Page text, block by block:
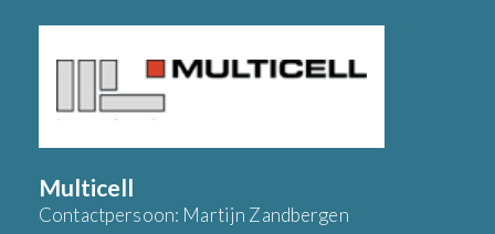
Multicell
Contactpersoon: Martijn Zandbergen